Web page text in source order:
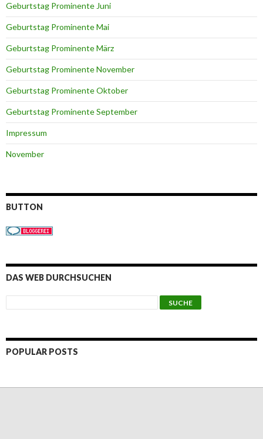
Geburtstag Prominente Juni
Geburtstag Prominente Mai
Geburtstag Prominente März
Geburtstag Prominente November
Geburtstag Prominente Oktober
Geburtstag Prominente September
Impressum
November
BUTTON
DAS WEB DURCHSUCHEN
POPULAR POSTS